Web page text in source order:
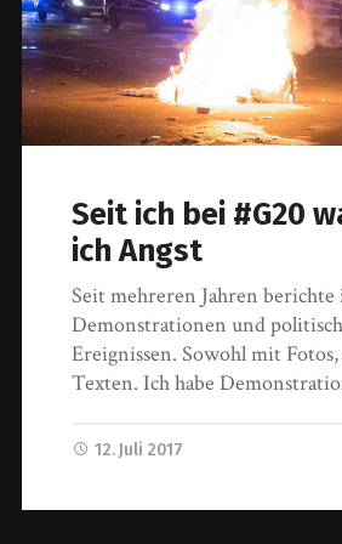
Seit ich bei #G20
ich Angst
Seit mehreren Jahren berichte
Demonstrationen und
Ereignissen. Sowohl mit
Texten. Ich habe
12. Juli 2017